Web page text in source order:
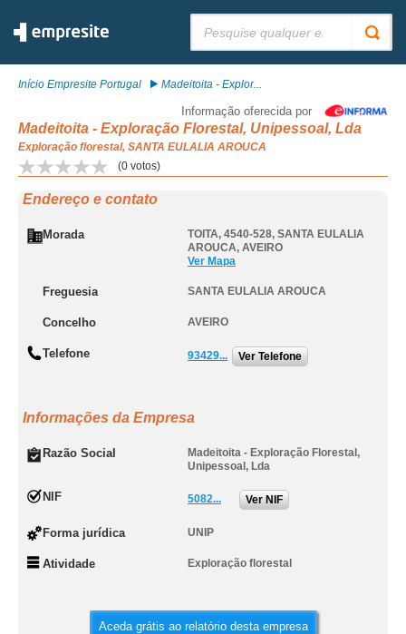
Início Empresite Portugal Madeitoita - Explor...
Informação oferecida por
Madeitoita - Exploração Florestal, Unipessoal, Lda
Exploração florestal, SANTA EULALIA AROUCA
(0 votos)
Endereço e contato
Morada TOITA, 4540-528, SANTA EULALIA
AROUCA, AVEIRO
Ver Mapa
Freguesia SANTA EULALIA AROUCA
Concelho AVEIRO
Telefone 93429... Ver Telefone
Informações da Empresa
Razão Social
Madeitoita - Exploração Florestal,
Unipessoal, Lda
NIF 5082... Ver NIF
Forma jurídica UNIP
Atividade Exploração florestal
Aceda grátis ao relatório desta empresa